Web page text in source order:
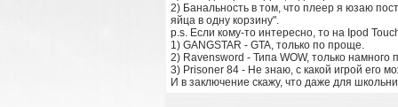
2) Банальность в том, что плеер я юзаю
яйца в одну корзину".
p.s. Если кому-то интересно, то на Ipod
1) GANGSTAR - GTA, только по проще.
2) Ravensword - Типа WOW, только намного
3) Prisoner 84 - Не знаю, с какой игрой его
И в заключение скажу, что даже для